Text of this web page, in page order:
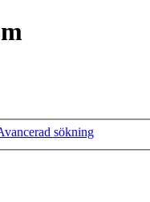
sökning